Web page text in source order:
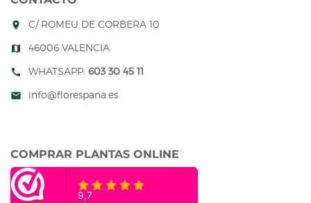
room C/ ROMEU DE CORBERA 10
map 46006 VALENCIA
call WHATSAPP: 603 30 45 11
mail info@florespana.es
COMPRAR PLANTAS ONLINE